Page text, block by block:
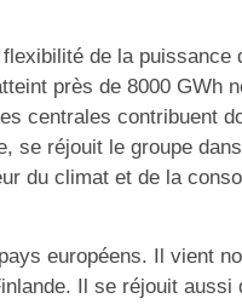
de la
près de 8000 GWh
centrales contribuent
se réjouit le groupe
du climat et de la
européens. Il vient
Il se réjouit aussi